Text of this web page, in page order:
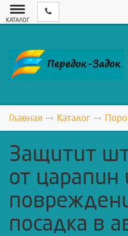
КАТАЛОГ
Главная Каталог
Защитит
от царапин
посадка в